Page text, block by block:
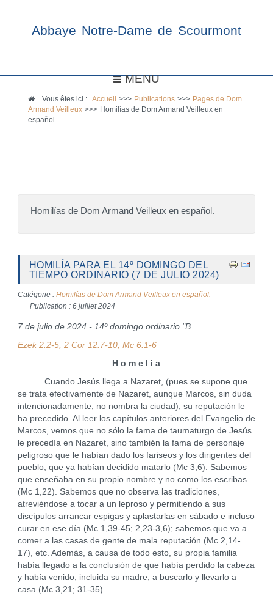
Abbaye Notre-Dame de Scourmont
MENU
Vous êtes ici :Accueil >>> Publications >>> Pages de Dom
Armand Veilleux >>> Homilías de Dom Armand Veilleux en
español
Homilías de Dom Armand Veilleux en español.
HOMILÍA PARA EL 14º DOMINGO DEL
TIEMPO ORDINARIO (7 DE JULIO 2024)
Catégorie : Homilías de Dom Armand Veilleux en español.
Publication : 6 juillet 2024
7 de julio de 2024 - 14º domingo ordinario "B
Ezek 2:2-5; 2 Cor 12:7-10; Mc 6:1-6
H o m e l i a
Cuando Jesús llega a Nazaret, (pues se supone que
se trata efectivamente de Nazaret, aunque Marcos, sin duda
intencionadamente, no nombra la ciudad), su reputación le
ha precedido. Al leer los capítulos anteriores del Evangelio de
Marcos, vemos que no sólo la fama de taumaturgo de Jesús
le precedía en Nazaret, sino también la fama de personaje
peligroso que le habían dado los fariseos y los dirigentes del
pueblo, que ya habían decidido matarlo (Mc 3,6). Sabemos
que enseñaba en su propio nombre y no como los escribas
(Mc 1,22). Sabemos que no observa las tradiciones,
atreviéndose a tocar a un leproso y permitiendo a sus
discípulos arrancar espigas y aplastarlas en sábado e incluso
curar en ese día (Mc 1,39-45; 2,23-3,6); sabemos que va a
comer a las casas de gente de mala reputación (Mc 2,14-
17), etc. Además, a causa de todo esto, su propia familia
había llegado a la conclusión de que había perdido la cabeza
y había venido, incluida su madre, a buscarlo y llevarlo a
casa (Mc 3,21; 31-35).